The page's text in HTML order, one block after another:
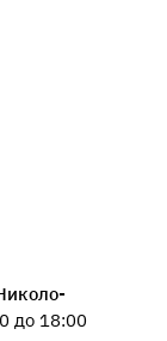
до 18:00